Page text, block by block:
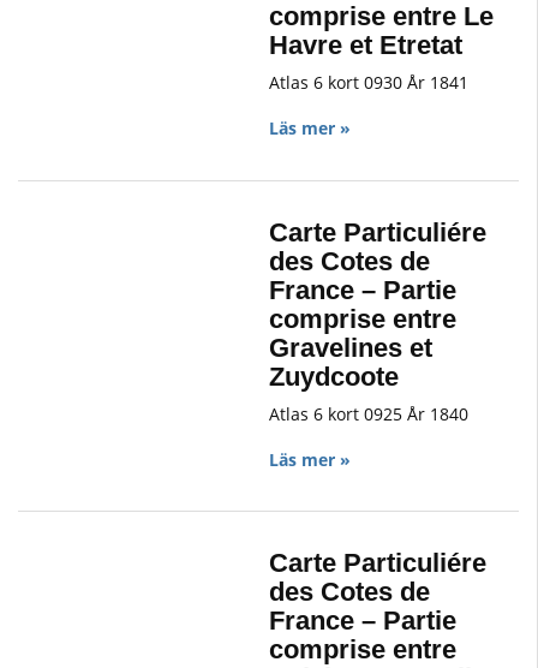
comprise entre Le
Havre et Etretat
Atlas 6 kort 0930 År 1841
Läs mer »
Carte Particuliére
des Cotes de
France – Partie
comprise entre
Gravelines et
Zuydcoote
Atlas 6 kort 0925 År 1840
Läs mer »
Carte Particuliére
des Cotes de
France – Partie
comprise entre